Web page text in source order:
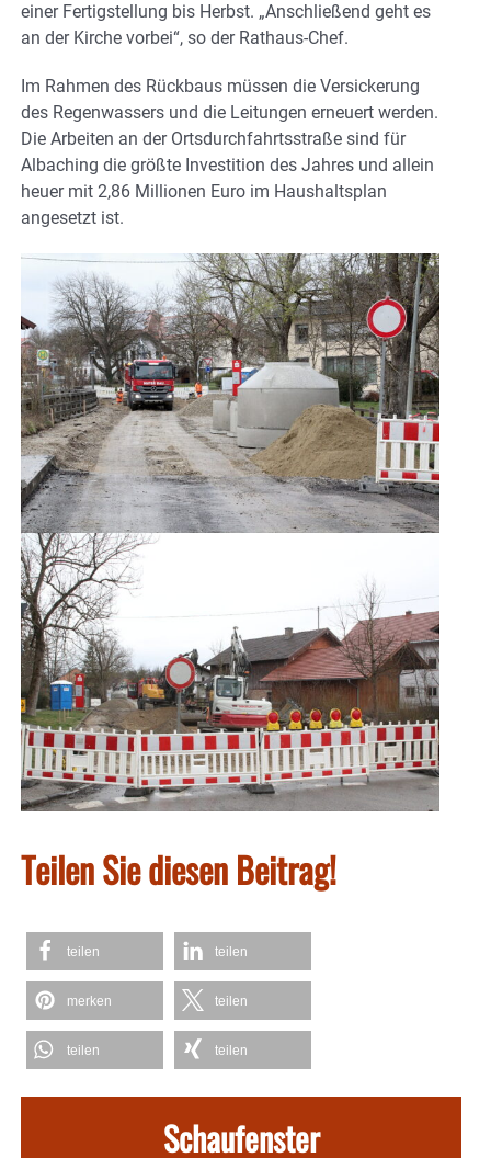
einer Fertigstellung bis Herbst. „Anschließend geht es
an der Kirche vorbei“, so der Rathaus-Chef.
Im Rahmen des Rückbaus müssen die Versickerung
des Regenwassers und die Leitungen erneuert werden.
Die Arbeiten an der Ortsdurchfahrtsstraße sind für
Albaching die größte Investition des Jahres und allein
heuer mit 2,86 Millionen Euro im Haushaltsplan
angesetzt ist.
Teilen Sie diesen Beitrag!
teilen teilen
merken teilen
teilen teilen
Schaufenster